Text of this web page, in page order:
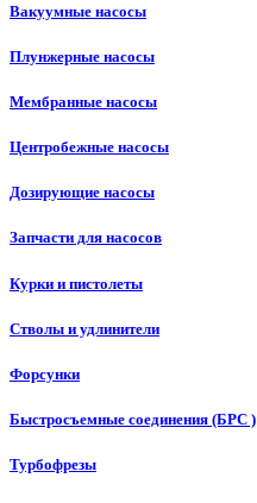
Вакуумные насосы
Плунжерные насосы
Мембранные насосы
Центробежные насосы
Дозирующие насосы
Запчасти для насосов
Курки и пистолеты
Стволы и удлинители
Форсунки
Быстросъемные соединения (БРС )
Турбофрезы